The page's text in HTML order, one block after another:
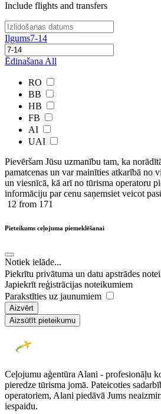
Include flights and transfers
Ilgums7-14
Ēdinašana All
RO
BB
HB
FB
AI
UAI
Pievēršam Jūsu uzmanību tam, ka
pamatcenas un var mainīties atkarībā ​no
un viesnīcā, kā arī no tūrisma operatoru
informāciju par cenu saņemsiet veicot
12 from 171
Pieteikums ceļojuma piemeklēšanai
Notiek ielāde...
Piekrītu privātuma un datu apstrādes
Japiekrīt reģistrācijas noteikumiem
Parakstīties uz jaunumiem
Aizvērt
Aizsūtīt pieteikumu
Ceļojumu aģentūra Alani - profesionāļu
pieredze tūrisma jomā. Pateicoties
operatoriem, Alani piedāvā Jums
iespaidu.